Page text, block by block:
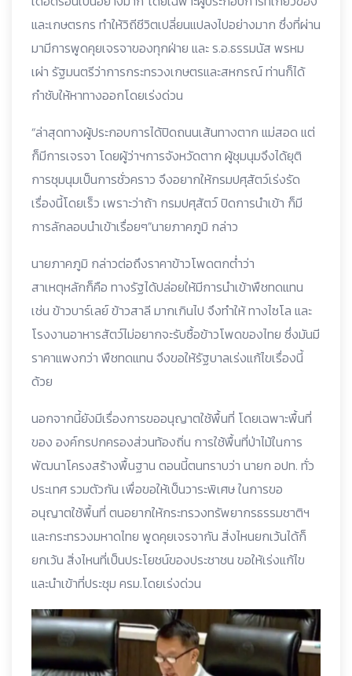
และเกษตรกร ทำให้วิถีชีวิตเปลี่ยนแปลงไปอย่างมาก ซึ่งที่ผ่าน
มามีการพูดคุยเจรจาของทุกฝ่าย และ ร.อ.ธรรมนัส พรหม
เผ่า รัฐมนตรีว่าการกระทรวงเกษตรและสหกรณ์ ท่านก็ได้
กำชับให้หาทางออกโดยเร่งด่วน
“ล่าสุดทางผู้ประกอบการได้ปิดถนนเส้นทางตาก แม่สอด แต่
ก็มีการเจรจา โดยผู้ว่าฯการจังหวัดตาก ผู้ชุมนุมจึงได้ยุติ
การชุมนุมเป็นการชั่วคราว จึงอยากให้กรมปศุสัตว์เร่งรัด
เรื่องนี้โดยเร็ว เพราะว่าถ้า กรมปศุสัตว์ ปิดการนำเข้า ก็มี
การลักลอบนำเข้าเรื่อยๆ”นายภาคภูมิ กล่าว
นายภาคภูมิ กล่าวต่อถึงราคาข้าวโพดตกต่ำว่า
สาเหตุหลักก็คือ ทางรัฐได้ปล่อยให้มีการนำเข้าพืชทดแทน
เช่น ข้าวบาร์เลย์ ข้าวสาลี มากเกินไป จึงทำให้ ทางไซโล และ
โรงงานอาหารสัตว์ไม่อยากจะรับซื้อข้าวโพดของไทย ซึ่งมันมี
ราคาแพงกว่า พืชทดแทน จึงขอให้รัฐบาลเร่งแก้ไขเรื่องนี้
ด้วย
นอกจากนี้ยังมีเรื่องการขออนุญาตใช้พื้นที่ โดยเฉพาะพื้นที่
ของ องค์กรปกครองส่วนท้องถิ่น การใช้พื้นที่ป่าไม้ในการ
พัฒนาโครงสร้างพื้นฐาน ตอนนี้ตนทราบว่า นายก อปท. ทั่ว
ประเทศ รวมตัวกัน เพื่อขอให้เป็นวาระพิเศษ ในการขอ
อนุญาตใช้พื้นที่ ตนอยากให้กระทรวงทรัพยากรธรรมชาติฯ
และกระทรวงมหาดไทย พูดคุยเจรจากัน สิ่งไหนยกเว้นได้ก็
ยกเว้น สิ่งไหนที่เป็นประโยชน์ของประชาชน ขอให้เร่งแก้ไข
และนำเข้าที่ประชุม ครม.โดยเร่งด่วน